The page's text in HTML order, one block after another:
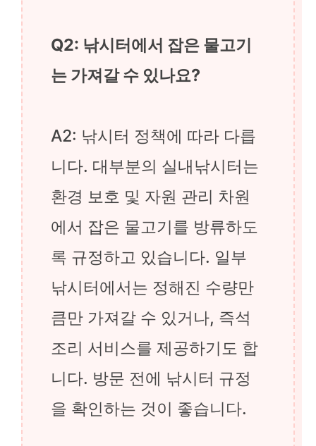
Q2: 낚시터에서 잡은 물고기
는 가져갈 수 있나요?
A2: 낚시터 정책에 따라 다릅
니다. 대부분의 실내낚시터는
환경 보호 및 자원 관리 차원
에서 잡은 물고기를 방류하도
록 규정하고 있습니다. 일부
낚시터에서는 정해진 수량만
큼만 가져갈 수 있거나, 즉석
조리 서비스를 제공하기도 합
니다. 방문 전에 낚시터 규정
을 확인하는 것이 좋습니다.